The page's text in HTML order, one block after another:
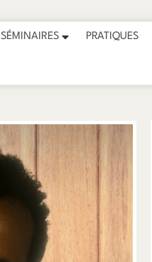
SÉMINAIRES PRATIQUES